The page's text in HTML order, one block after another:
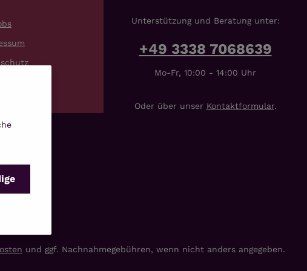
Unterstützung und Beratung unter:
+49 3338 7068639
Mo-Fr, 10:00 - 14:00 Uhr
Oder über unser Kontaktformular.
und ggf. Nachnahmegebühren, wenn nicht anders angegeben.